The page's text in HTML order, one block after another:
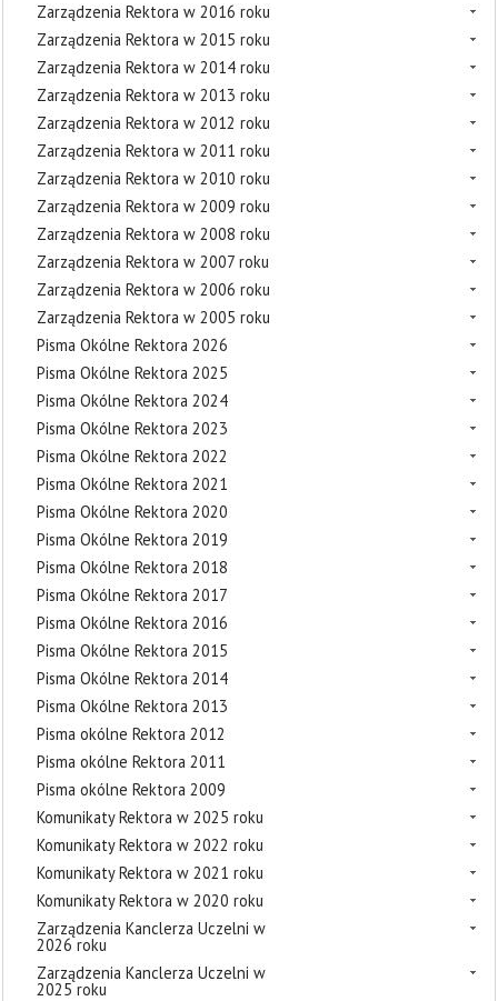
Zarządzenia Rektora w 2016 roku
Zarządzenia Rektora w 2015 roku
Zarządzenia Rektora w 2014 roku
Zarządzenia Rektora w 2013 roku
Zarządzenia Rektora w 2012 roku
Zarządzenia Rektora w 2011 roku
Zarządzenia Rektora w 2010 roku
Zarządzenia Rektora w 2009 roku
Zarządzenia Rektora w 2008 roku
Zarządzenia Rektora w 2007 roku
Zarządzenia Rektora w 2006 roku
Zarządzenia Rektora w 2005 roku
Pisma Okólne Rektora 2026
Pisma Okólne Rektora 2025
Pisma Okólne Rektora 2024
Pisma Okólne Rektora 2023
Pisma Okólne Rektora 2022
Pisma Okólne Rektora 2021
Pisma Okólne Rektora 2020
Pisma Okólne Rektora 2019
Pisma Okólne Rektora 2018
Pisma Okólne Rektora 2017
Pisma Okólne Rektora 2016
Pisma Okólne Rektora 2015
Pisma Okólne Rektora 2014
Pisma Okólne Rektora 2013
Pisma okólne Rektora 2012
Pisma okólne Rektora 2011
Pisma okólne Rektora 2009
Komunikaty Rektora w 2025 roku
Komunikaty Rektora w 2022 roku
Komunikaty Rektora w 2021 roku
Komunikaty Rektora w 2020 roku
Zarządzenia Kanclerza Uczelni w
2026 roku
Zarządzenia Kanclerza Uczelni w
2025 roku